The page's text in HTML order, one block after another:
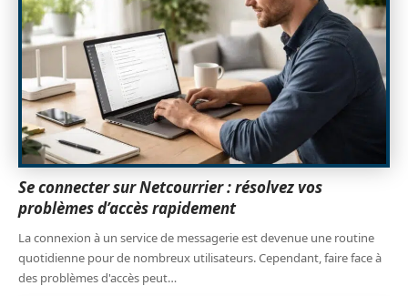
Se connecter sur Netcourrier : résolvez vos
problèmes d’accès rapidement
La connexion à un service de messagerie est devenue une routine
quotidienne pour de nombreux utilisateurs. Cependant, faire face à
des problèmes d'accès peut…